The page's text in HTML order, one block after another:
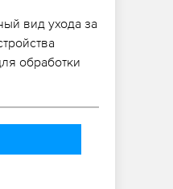
вид ухода за
обработки